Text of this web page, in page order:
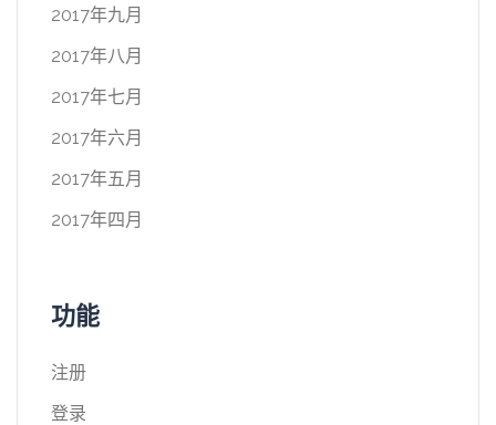
2017年九月
2017年八月
2017年七月
2017年六月
2017年五月
2017年四月
功能
注册
登录